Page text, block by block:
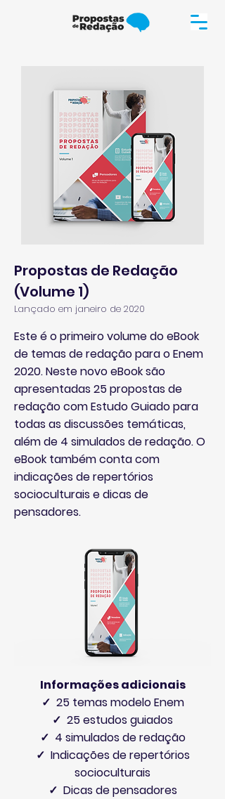
Propostas de Redação
(Volume 1)
Lançado em janeiro de 2020
Este é o primeiro volume do eBook
de temas de redação para o Enem
2020. Neste novo eBook são
apresentadas 25 propostas de
redação com Estudo Guiado para
todas as discussões temáticas,
além de 4 simulados de redação. O
eBook também conta com
indicações de repertórios
socioculturais e dicas de
pensadores.
Informações adicionais
✓ 25 temas modelo Enem
✓ 25 estudos guiados
✓ 4 simulados de redação
✓ Indicações de repertórios
socioculturais
✓ Dicas de pensadores